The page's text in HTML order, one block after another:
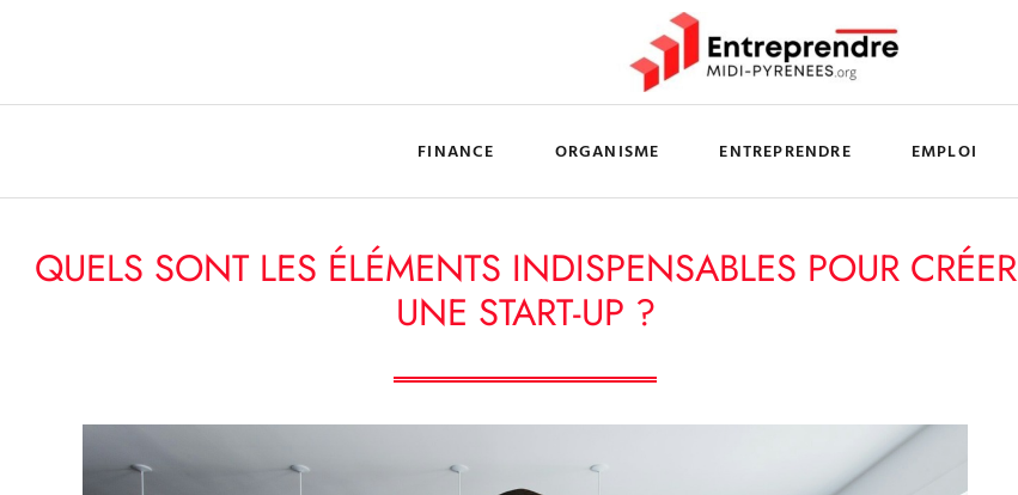
FINANCE ORGANISME ENTREPRENDRE EMPLOI
QUELS SONT LES ÉLÉMENTS INDISPENSABLES POUR CRÉER
UNE START-UP ?